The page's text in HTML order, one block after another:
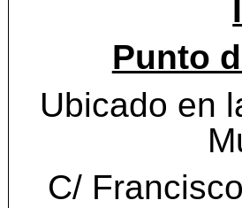
Punto
Ubicado en
C/